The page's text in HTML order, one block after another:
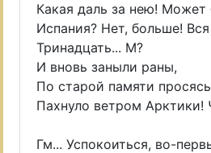
Какая даль за нею! Может
Испания? Нет, больше!
Тринадцать... М?
И вновь заныли раны,
По старой памяти
Пахнуло ветром Арктики!
Гм... Успокоиться, во-